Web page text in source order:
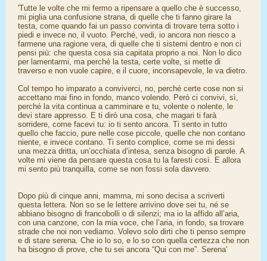
'Tutte le volte che mi fermo a ripensare a quello che è successo,
mi piglia una confusione strana, di quelle che ti fanno girare la
testa, come quando fai un passo convinta di trovare terra sotto i
piedi e invece no, il vuoto. Perché, vedi, io ancora non riesco a
farmene una ragione vera, di quelle che ti sistemi dentro e non ci
pensi più: che questa cosa sia capitata proprio a noi. Non lo dico
per lamentarmi, ma perché la testa, certe volte, si mette di
traverso e non vuole capire, e il cuore, inconsapevole, le va dietro.
Col tempo ho imparato a conviverci, no, perché certe cose non si
accettano mai fino in fondo, manco volendo. Però ci convivi, sì,
perché la vita continua a camminare e tu, volente o nolente, le
devi stare appresso. E ti dirò una cosa, che magari ti farà
sorridere, come facevi tu: io ti sento ancora. Ti sento in tutto
quello che faccio, pure nelle cose piccole, quelle che non contano
niente, e invece contano. Ti sento complice, come se mi dessi
una mezza dritta, un’occhiata d’intesa, senza bisogno di parole. A
volte mi viene da pensare questa cosa tu la faresti così. E allora
mi sento più tranquilla, come se non fossi sola davvero.
Dopo più di cinque anni, mamma, mi sono decisa a scriverti
questa lettera. Non so se le lettere arrivino dove sei tu, né se
abbiano bisogno di francobolli o di silenzi; ma io la affido all’aria,
con una canzone, con la mia voce, che l’aria, in fondo, sa trovare
strade che noi non vediamo. Volevo solo dirti che ti penso sempre
e di stare serena. Che io lo so, e lo so con quella certezza che non
ha bisogno di prove, che tu sei ancora “Qui con me”. Serena'